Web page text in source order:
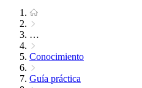
…
Conocimiento
Guía práctica